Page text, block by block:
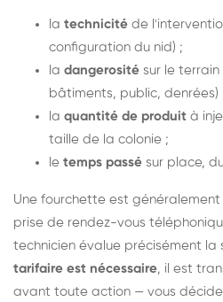
la technicité de
configuration du nid) ;
la dangerosité sur le
bâtiments, public, denrées)
la quantité de produit à
taille de la colonie ;
le temps passé sur place,
Une fourchette est
prise de rendez-vous
technicien évalue précisément la
tarifaire est nécessaire, il est
avant toute action — vous